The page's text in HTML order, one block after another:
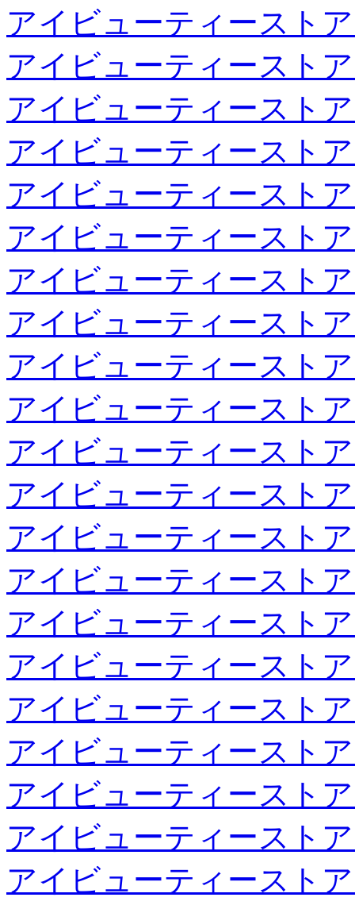
アイビューティースト
アイビューティースト
アイビューティースト
アイビューティースト
アイビューティースト
アイビューティースト
アイビューティースト
アイビューティースト
アイビューティースト
アイビューティースト
アイビューティースト
アイビューティースト
アイビューティースト
アイビューティースト
アイビューティースト
アイビューティースト
アイビューティースト
アイビューティースト
アイビューティースト
アイビューティースト
アイビューティースト